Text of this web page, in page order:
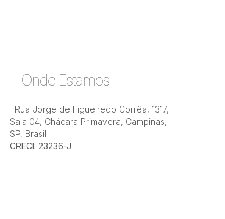
Onde Estamos
Rua Jorge de Figueiredo Corrêa, 1317,
Sala 04, Chácara Primavera, Campinas,
SP, Brasil
CRECI: 23236-J